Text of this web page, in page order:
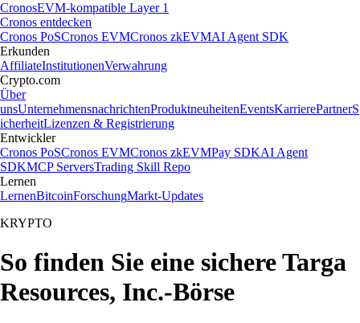
CronosEVM-kompatible Layer 1
Cronos entdecken
Cronos PoSCronos EVMCronos zkEVMAI Agent SDK
Erkunden
AffiliateInstitutionenVerwahrung
Crypto.com
Über
unsUnternehmensnachrichtenProduktneuheitenEventsKarrierePartnerS
icherheitLizenzen & Registrierung
Entwickler
Cronos PoSCronos EVMCronos zkEVMPay SDKAI Agent
SDKMCP ServersTrading Skill Repo
Lernen
LernenBitcoinForschungMarkt-Updates
KRYPTO
So finden Sie eine sichere Targa
Resources, Inc.-Börse